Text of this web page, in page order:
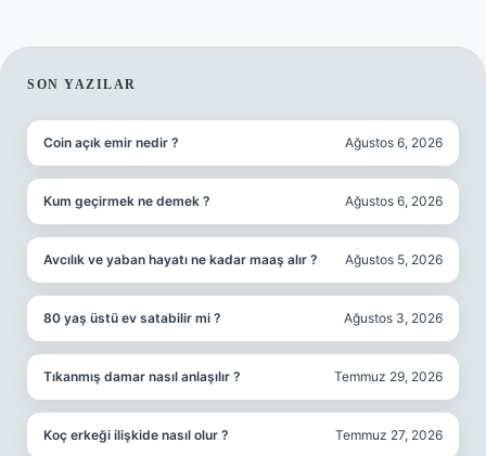
SIDEBAR
SON YAZILAR
Coin açık emir nedir ? Ağustos 6, 2026
Kum geçirmek ne demek ? Ağustos 6, 2026
Avcılık ve yaban hayatı ne kadar maaş alır ? Ağustos 5, 2026
80 yaş üstü ev satabilir mi ? Ağustos 3, 2026
Tıkanmış damar nasıl anlaşılır ? Temmuz 29, 2026
Koç erkeği ilişkide nasıl olur ? Temmuz 27, 2026